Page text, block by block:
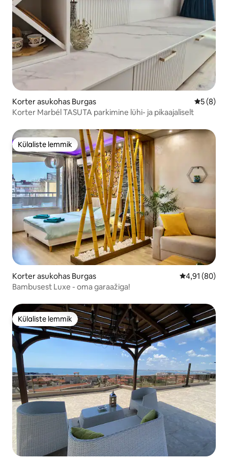
Korter asukohas Burgas
5 (8)
Korter Marbél TASUTA parkimine lühi- ja pikaajaliselt
Külaliste lemmik
Külaliste lemmik
Korter asukohas Burgas Keskmine
4,91 (80)
Bambusest Luxe - oma garaažiga!
Külaliste lemmik
Külaliste lemmik